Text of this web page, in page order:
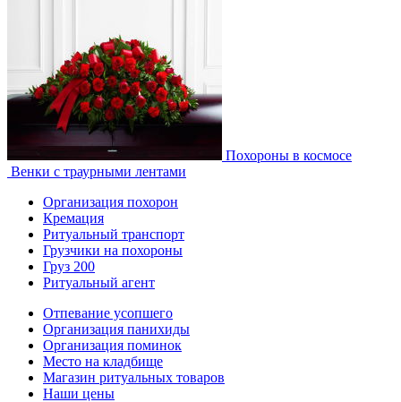
Похороны в космосе
Венки с траурными лентами
Организация похорон
Кремация
Ритуальный транспорт
Грузчики на похороны
Груз 200
Ритуальный агент
Отпевание усопшего
Организация панихиды
Организация поминок
Место на кладбище
Магазин ритуальных товаров
Наши цены